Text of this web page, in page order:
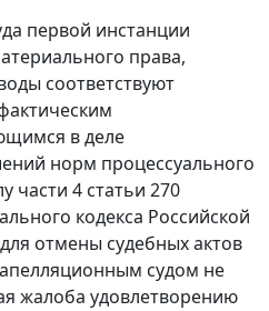
первой инстанции
права,
соответствуют
в деле
норм процессуального
части 4 статьи 270
кодекса Российской
отмены судебных актов
судом не
жалоба удовлетворению